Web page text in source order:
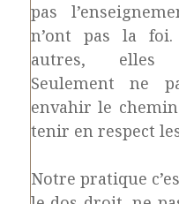
pas
n’ont pas la foi.
autres, elles
Seulement ne
envahir le
tenir en respect
Notre pratique